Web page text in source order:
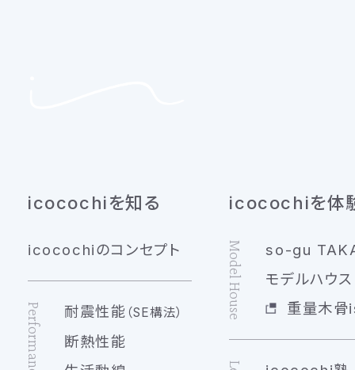
icocochiを知る
icocochiのコンセプト
Performance 耐震性能 （SE構法）
断熱性能
icocochiを体
Model House
so-gu
モデルハウ
重量木